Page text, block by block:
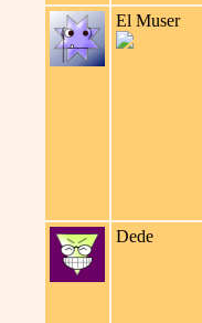
El Muser
Dede